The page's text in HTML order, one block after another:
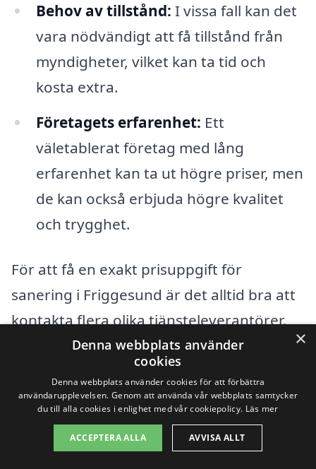
Behov av tillstånd: I vissa fall kan det
vara nödvändigt att få tillstånd från
myndigheter, vilket kan ta tid och
kosta extra.
Företagets erfarenhet: Ett
väletablerat företag med lång
erfarenhet kan ta ut högre priser, men
de kan också erbjuda högre kvalitet
och trygghet.
För att få en exakt prisuppgift för
sanering i Friggesund är det alltid bra att
kontakta flera olika tjänsteleverantörer.
Genom att begära kostnadsförslag kan
du jämföra priser och tjänster, vilket
hjälper dig att hitta det bästa alternativet
för dina behov. På vår plattform kan du
enkelt få kontakt med lokala experter
×
Denna webbplats använder
cookies
Denna webbplats använder cookies för att förbättra
användarupplevelsen. Genom att använda vår webbplats samtycker
du till alla cookies i enlighet med vår cookiepolicy. Läs mer
ACCEPTERA ALLA AVVISA ALLT